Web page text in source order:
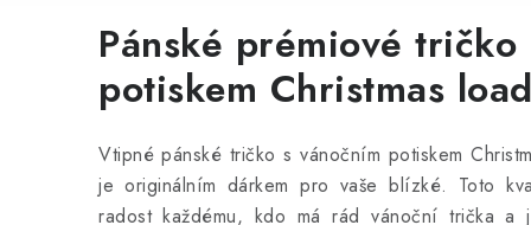
Pánské prémiové tričko
potiskem Christmas
Vtipné pánské tričko s vánočním potiskem
je originálním dárkem pro vaše blízké. Toto
radost každému, kdo má rád vánoční trička a